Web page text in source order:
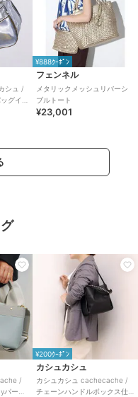
シュ /
グイ
¥888ｸｰﾎﾟﾝ
フェンネル
メタリックメッシュリバーシ
ブルトート
¥23,001
/
パーテ
¥200ｸｰﾎﾟﾝ
カシュカシュ
カシュカシュ cachecache /
チェーンハンドルボックス仕